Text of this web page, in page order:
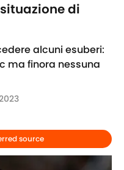
di
alcuni esuberi:
ma finora nessuna
source